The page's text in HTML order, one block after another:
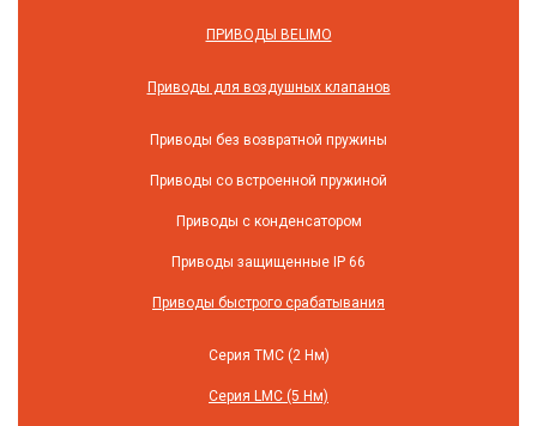
ПРИВОДЫ BELIMO
Приводы для воздушных клапанов
Приводы без возвратной пружины
Приводы со встроенной пружиной
Приводы с конденсатором
Приводы защищенные IP 66
Приводы быстрого срабатывания
Серия TMC (2 Нм)
Серия LMC (5 Нм)